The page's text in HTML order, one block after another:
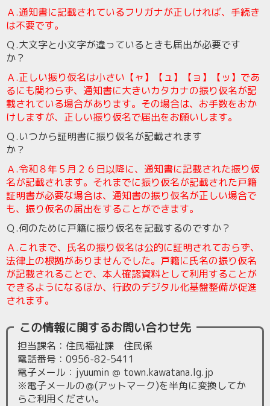
Ａ.通知書に記載されているフリガナが正しければ、手続き
は不要です。
Ｑ.大文字と小文字が違っているときも届出が必要です
か
Ａ.正しい振り仮名は小さい【ャ】【ュ】【ョ】【ッ】であ
るにも関わらず、通知書に大きいカタカナの振り仮名が記
載されている場合があります。その場合は、お手数をおか
けしますが、正しい振り仮名で届出をお願いします。
Ｑ.いつから証明書に振り仮名が記載されます
か
Ａ.令和８年５月２６日以降に、通知書に記載された振り仮
名が記載されます。それまでに振り仮名が記載された戸籍
証明書が必要な場合は、通知書の振り仮名が正しい場合で
も、振り仮名の届出をすることができます。
Ｑ.何のために戸籍に振り仮名を記載するのですか？
Ａ.これまで、氏名の振り仮名は公的に証明されておらず、
法律上の根拠がありませんでした。戸籍に氏名の振り仮名
が記載されることで、本人確認資料として利用することが
できるようになるほか、行政のデジタル化基盤整備が促進
されます。
この情報に関するお問い合わせ先
担当課名：住民福祉課 住民係
電話番号：0956-82-5411
電子メール：jyuumin ＠ town.kawatana.lg.jp
※電子メールの＠(アットマーク)を半角に変換してか
らご利用ください。